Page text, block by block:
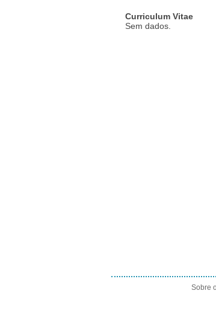
Curriculum Vitae
Sem dados.
Sobre